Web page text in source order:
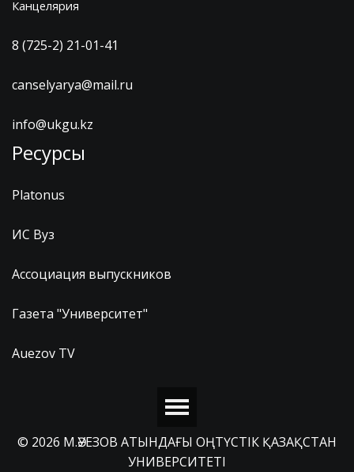
Канцелярия
8 (725-2) 21-01-41
canselyarya@mail.ru
info@ukgu.kz
Ресурсы
Platonus
ИС Вуз
Ассоциация выпускников
Газета "Университет"
Auezov TV
© 2026 М.ӘУЕЗОВ АТЫНДАҒЫ ОҢТҮСТІК ҚАЗАҚСТАН
УНИВЕРСИТЕТІ